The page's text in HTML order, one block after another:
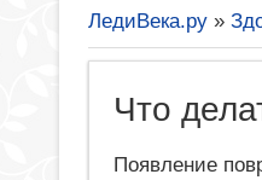
ЛедиВека.ру »
Что
Появление